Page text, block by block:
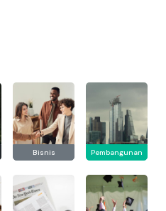
Bisnis Pembangunan